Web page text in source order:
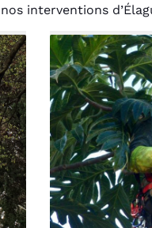
interventions
juin 2024
de terrassement
à Var était
L'équipe a
manière efficace
laissant
impeccable et
notre nouveau
d'aménagement
paysager.